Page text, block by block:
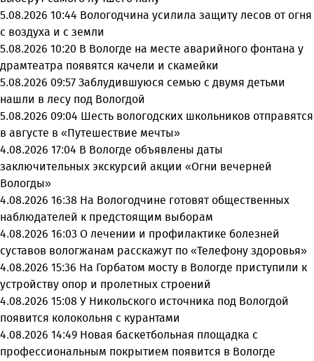
5.08.2026 10:44 Вологодчина усилила защиту лесов от огня
с воздуха и с земли
5.08.2026 10:20 В Вологде на месте аварийного фонтана у
драмтеатра появятся качели и скамейки
5.08.2026 09:57 Заблудившуюся семью с двумя детьми
нашли в лесу под Вологдой
5.08.2026 09:04 Шесть вологодских школьников отправятся
в августе в «Путешествие мечты»
4.08.2026 17:04 В Вологде объявлены даты
заключительных экскурсий акции «Огни вечерней
Вологды»
4.08.2026 16:38 На Вологодчине готовят общественных
наблюдателей к предстоящим выборам
4.08.2026 16:03 О лечении и профилактике болезней
суставов вологжанам расскажут по «Телефону здоровья»
4.08.2026 15:36 На Горбатом мосту в Вологде приступили к
устройству опор и пролетных строений
4.08.2026 15:08 У Никольского источника под Вологдой
появится колокольня с курантами
4.08.2026 14:49 Новая баскетбольная площадка с
профессиональным покрытием появится в Вологде